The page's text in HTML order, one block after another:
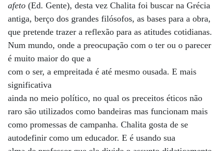
afeto (Ed. Gente), desta vez Chalita foi buscar na Grécia
antiga, berço dos grandes filósofos, as bases para a obra,
que pretende trazer a reflexão para as atitudes cotidianas.
Num mundo, onde a preocupação com o ter ou o parecer
é muito maior do que a
com o ser, a empreitada é até mesmo ousada. E mais
significativa
ainda no meio político, no qual os preceitos éticos não
raro são utilizados como bandeiras mas funcionam mais
como promessas de campanha. Chalita gosta de se
autodefinir como um educador. E é usando sua